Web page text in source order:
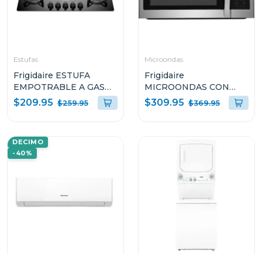
Estufas
Frigidaire ESTUFA
EMPOTRABLE A GAS
DE 30" CON 5
QUEMADORES
$209.95 $259.95
Microondas
Frigidaire
MICROONDAS CON
EXTRACTOR DE 1.8P³
1000W S1846BS
$309.95 $369.95
DECIMO
-40%